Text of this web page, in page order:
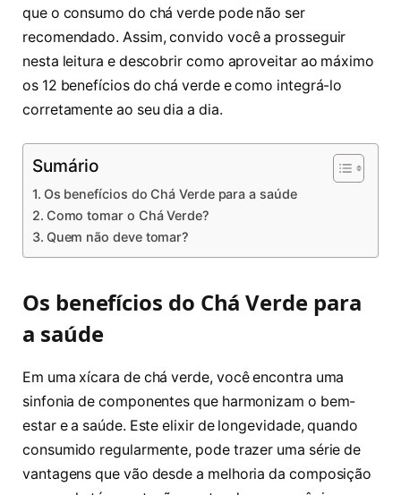
que o consumo do chá verde pode não ser
recomendado. Assim, convido você a prosseguir
nesta leitura e descobrir como aproveitar ao máximo
os 12 benefícios do chá verde e como integrá-lo
corretamente ao seu dia a dia.
Sumário
Os benefícios do Chá Verde para a saúde
Como tomar o Chá Verde?
Quem não deve tomar?
Os benefícios do Chá Verde para
a saúde
Em uma xícara de chá verde, você encontra uma
sinfonia de componentes que harmonizam o bem-
estar e a saúde. Este elixir de longevidade, quando
consumido regularmente, pode trazer uma série de
vantagens que vão desde a melhoria da composição